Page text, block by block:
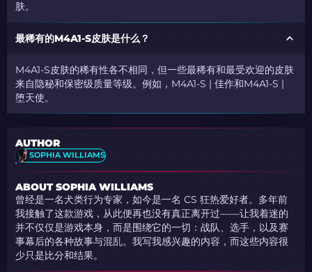
肤。
最稀有的M4A1-S皮肤是什么？
M4A1-S皮肤的稀有性各不相同，但一些最稀有和最受欢迎的皮肤
来自隐秘和保密级质量等级。例如，M4A1-S | 佳作和M4A1-S |
堕天使。
AUTHOR
SOPHIA WILLIAMS
ABOUT SOPHIA WILLIAMS
曾经是一名犬类行为专家，如今是一名 CS 狂热爱好者。多年前
我接触了这款游戏，从此便再也没有真正离开过——让我着迷的
并不仅仅是游戏本身，而是围绕它的一切：战队、选手，以及赛
事幕后的各种故事与混乱。我写我感兴趣的内容，而这些内容很
少只是比分和结果。